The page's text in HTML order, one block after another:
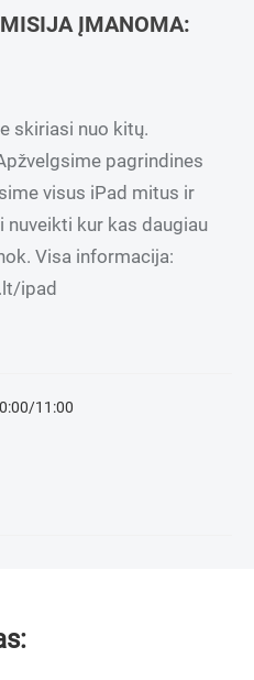
ĮMANOMA:
skiriasi nuo kitų.
pagrindines
visus iPad mitus ir
nuveikti kur kas daugiau
Visa informacija:
ipad
11:00